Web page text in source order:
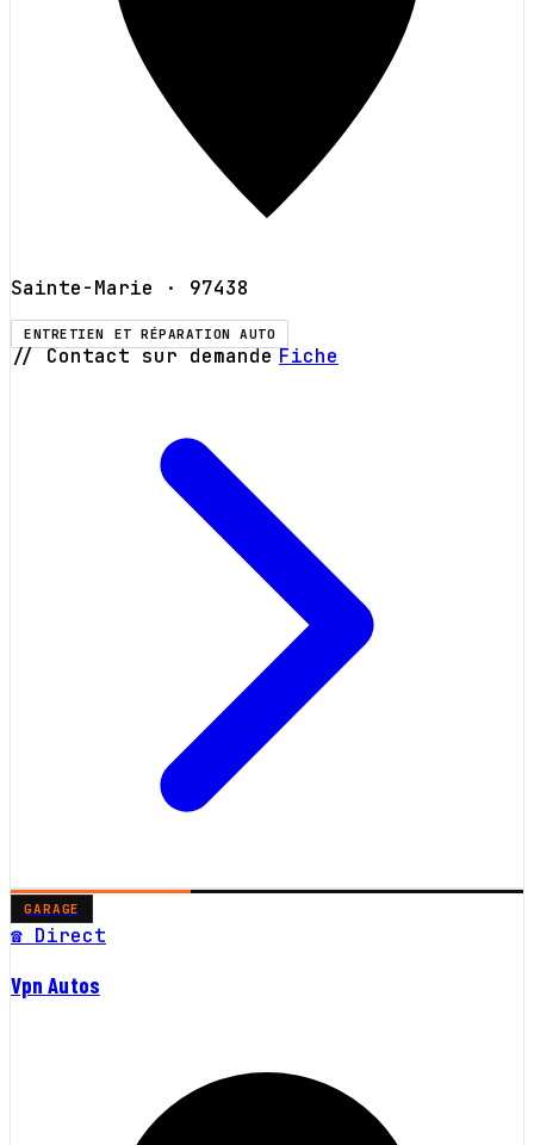
Sainte-Marie · 97438
ENTRETIEN ET RÉPARATION AUTO
// Contact sur demande Fiche
GARAGE
☎ Direct
Vpn Autos